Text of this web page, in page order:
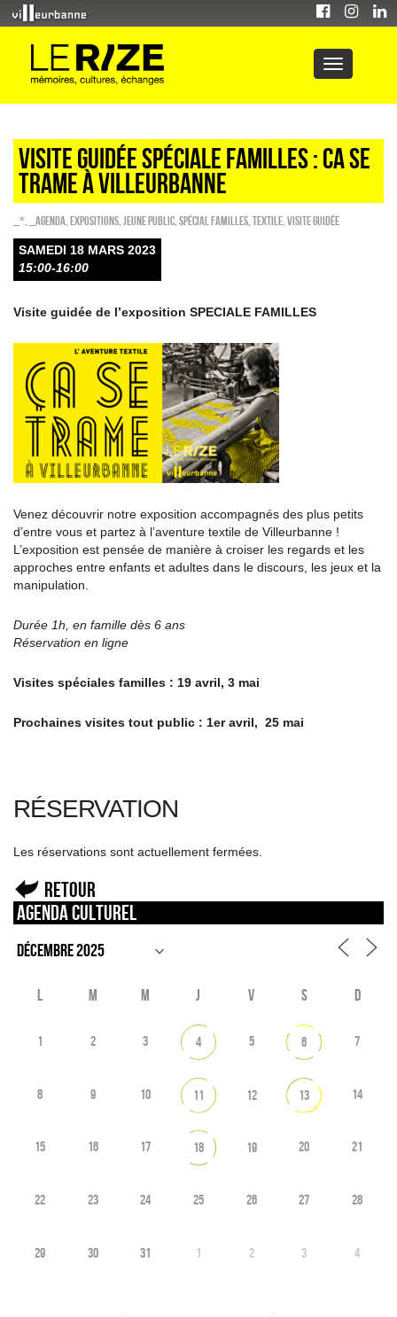
Visite guidée spéciale familles : Ca se
trame à Villeurbanne
_* _Agenda EXPOSITIONS Jeune public Spécial familles Textile Visite guidée
SAMEDI 18 MARS 2023
15:00-16:00
Visite guidée de l’exposition SPECIALE FAMILLES
Venez découvrir notre exposition accompagnés des plus petits
d’entre vous et partez à l’aventure textile de Villeurbanne !
L’exposition est pensée de manière à croiser les regards et les
approches entre enfants et adultes dans le discours, les jeux et la
manipulation.
Durée 1h, en famille dès 6 ans
Réservation en ligne
Visites spéciales familles : 19 avril, 3 mai
Prochaines visites tout public : 1er avril, 25 mai
RÉSERVATION
Les réservations sont actuellement fermées.
Retour
Agenda culturel
L M M J V S D
1 2 3 4 5 6 7
8 9 10 11 12 13 14
15 16 17 18 19 20 21
22 23 24 25 26 27 28
29 30 31 1 2 3 4